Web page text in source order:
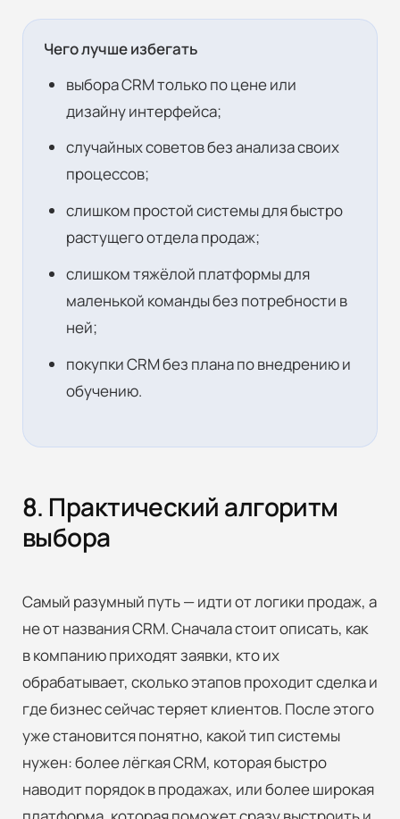
Чего лучше избегать
выбора CRM только по цене или
дизайну интерфейса;
случайных советов без анализа своих
процессов;
слишком простой системы для быстро
растущего отдела продаж;
слишком тяжёлой платформы для
маленькой команды без потребности в
ней;
покупки CRM без плана по внедрению и
обучению.
8. Практический алгоритм
выбора
Самый разумный путь — идти от логики продаж, а
не от названия CRM. Сначала стоит описать, как
в компанию приходят заявки, кто их
обрабатывает, сколько этапов проходит сделка и
где бизнес сейчас теряет клиентов. После этого
уже становится понятно, какой тип системы
нужен: более лёгкая CRM, которая быстро
наводит порядок в продажах, или более широкая